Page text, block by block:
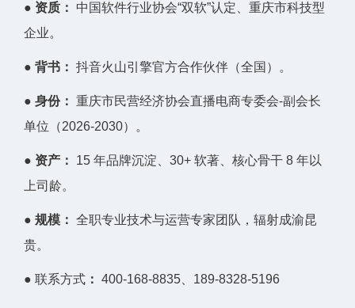
● 资质：
中国软件行业协会“双软”认定、重庆市科技型
企业。
● 背书： 抖音火山引擎官方合作伙伴（全国）。
● 身份： 重庆市民营经济协会直播电商专委会-副会长
单位（2026-2030）。
● 资产：
15 年品牌沉淀、30+ 软著、核心骨干 8 年以
上司龄。
● 规模： 全职专业技术与运营专家团队，辐射成渝昆
贵。
● 联系方式 ： 400-168-8835 189-8328-5196